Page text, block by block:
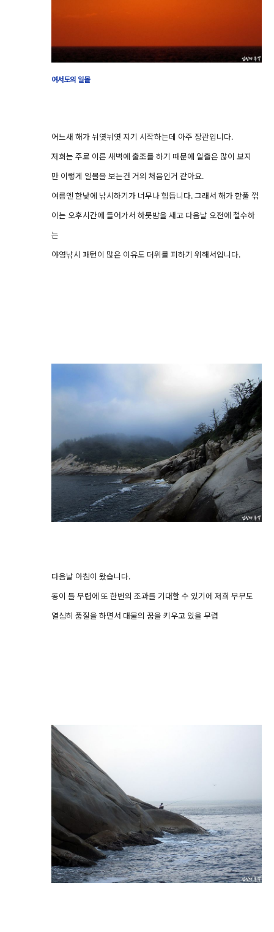
여서도의 일몰
어느새 해가 뉘엿뉘엿 지기 시작하는데 아주 장관입니다.
저희는 주로 이른 새벽에 출조를 하기 때문에 일출은 많이 보지
만 이렇게 일몰을 보는건 거의 처음인거 같아요.
여름엔 한낮에 낚시하기가 너무나 힘듭니다. 그래서 해가 한풀 꺾
이는 오후시간에 들어가서 하룻밤을 새고 다음날 오전에 철수하
는
야영낚시 패턴이 많은 이유도 더위를 피하기 위해서입니다.
다음날 아침이 왔습니다.
동이 틀 무렵에 또 한번의 조과를 기대할 수 있기에 저희 부부도
열심히 품질을 하면서 대물의 꿈을 키우고 있을 무렵